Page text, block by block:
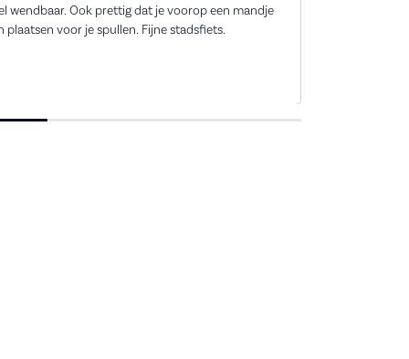
wendbaar. Ook prettig dat je voorop een mandje
plaatsen voor je spullen. Fijne stadsfiets.